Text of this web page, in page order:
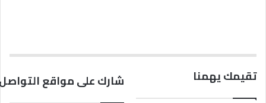
تقيمك يهمنا شارك على مواقع